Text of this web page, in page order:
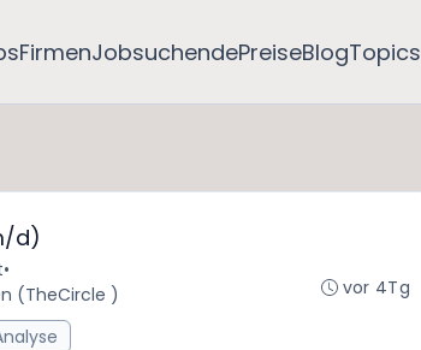
FirmenJobsuchendePreiseBlogTopics
d)
•
(TheCircle )
vor 4Tg